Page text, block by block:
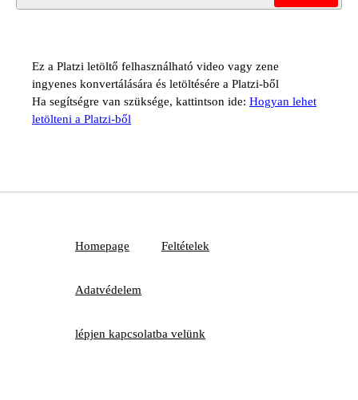
Ez a Platzi letöltő felhasználható video vagy zene
ingyenes konvertálására és letöltésére a Platzi-ből
Ha segítségre van szüksége, kattintson ide: Hogyan lehet
letölteni a Platzi-ből
Homepage Feltételek
Adatvédelem
lépjen kapcsolatba velünk